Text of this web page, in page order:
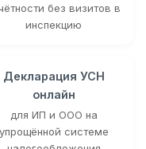
без визитов в
инспекцию
Декларация УСН
онлайн
для ИП и ООО на
упрощённой системе